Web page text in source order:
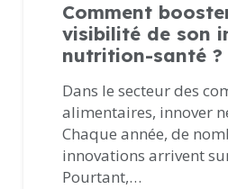
Comment
visibilité de son
nutrition-santé ?
Dans le secteur des
alimentaires, innover
Chaque année, de
innovations arrivent
Pourtant,…